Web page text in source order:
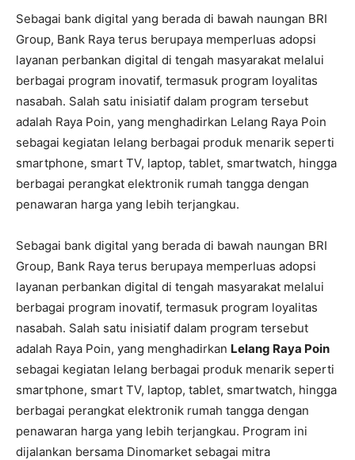
Sebagai bank digital yang berada di bawah naungan BRI
Group, Bank Raya terus berupaya memperluas adopsi
layanan perbankan digital di tengah masyarakat melalui
berbagai program inovatif, termasuk program loyalitas
nasabah. Salah satu inisiatif dalam program tersebut
adalah Raya Poin, yang menghadirkan Lelang Raya Poin
sebagai kegiatan lelang berbagai produk menarik seperti
smartphone, smart TV, laptop, tablet, smartwatch, hingga
berbagai perangkat elektronik rumah tangga dengan
penawaran harga yang lebih terjangkau.
Sebagai bank digital yang berada di bawah naungan BRI
Group, Bank Raya terus berupaya memperluas adopsi
layanan perbankan digital di tengah masyarakat melalui
berbagai program inovatif, termasuk program loyalitas
nasabah. Salah satu inisiatif dalam program tersebut
adalah Raya Poin, yang menghadirkan Lelang Raya Poin
sebagai kegiatan lelang berbagai produk menarik seperti
smartphone, smart TV, laptop, tablet, smartwatch, hingga
berbagai perangkat elektronik rumah tangga dengan
penawaran harga yang lebih terjangkau. Program ini
dijalankan bersama Dinomarket sebagai mitra